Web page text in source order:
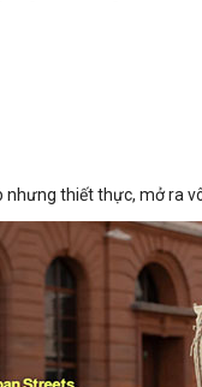
thiết thực, mở ra